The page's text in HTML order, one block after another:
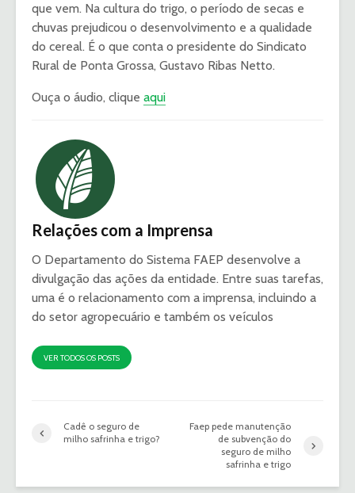
que vem. Na cultura do trigo, o período de secas e
chuvas prejudicou o desenvolvimento e a qualidade
do cereal. É o que conta o presidente do Sindicato
Rural de Ponta Grossa, Gustavo Ribas Netto.
Ouça o áudio, clique aqui
Relações com a Imprensa
O Departamento do Sistema FAEP desenvolve a
divulgação das ações da entidade. Entre suas tarefas,
uma é o relacionamento com a imprensa, incluindo a
do setor agropecuário e também os veículos
VER TODOS OS POSTS
Cadê o seguro de
milho safrinha e trigo?
Faep pede manutenção
de subvenção do
seguro de milho
safrinha e trigo